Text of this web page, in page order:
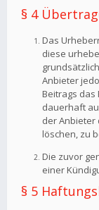
§ 4
Das
diese
Anbieter
Beitrags das
dauerhaft
der Anbieter
löschen, zu
Die zuvor
einer
§ 5